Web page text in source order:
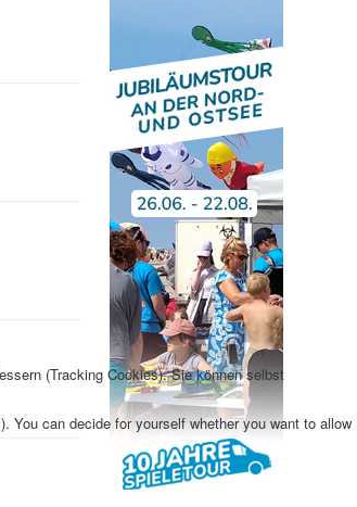
(Tracking Cookies). Sie können selbst
You can decide for yourself whether you want to allow